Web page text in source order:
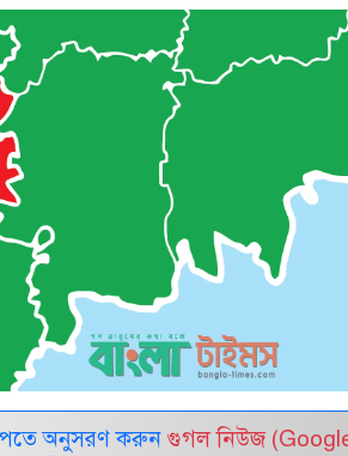
অনুসরণ করুন গুগল নিউজ